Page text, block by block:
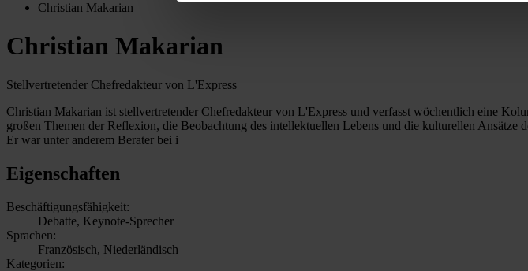
Christian Makarian
Christian Makarian
Stellvertretender Chefredakteur von L'Express
Christian Makarian ist stellvertretender Chefredakteur von L'Express und verfasst wöchentlich eine
großen Themen der Reflexion, die Beobachtung des intellektuellen Lebens und die kulturellen
Er war unter anderem Berater bei i
Eigenschaften
Beschäftigungsfähigkeit:
Debatte, Keynote-Sprecher
Sprachen:
Französisch, Niederländisch
Kategorien: